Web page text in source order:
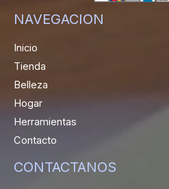
NAVEGACION
Inicio
Tienda
Belleza
Hogar
Herramientas
Contacto
CONTACTANOS